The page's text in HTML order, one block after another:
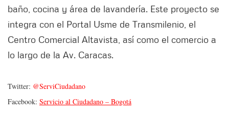
baño, cocina y área de lavandería. Este proyecto se
integra con el Portal Usme de Transmilenio, el
Centro Comercial Altavista, así como el comercio a
lo largo de la Av. Caracas.
Twitter: @ServiCiudadano
Facebook: Servicio al Ciudadano – Bogotá